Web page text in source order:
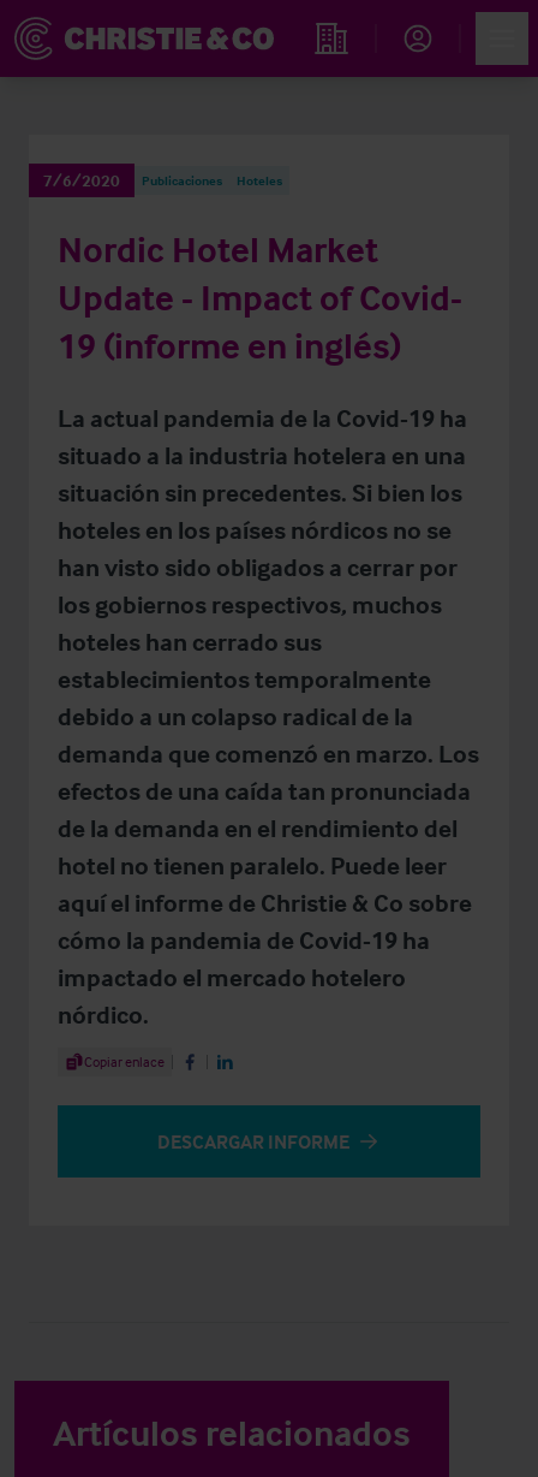
Propiedades
7/6/2020 Publicaciones Hoteles
Nordic Hotel Market
Update - Impact of Covid-
19 (informe en inglés)
La actual pandemia de la Covid-19 ha
situado a la industria hotelera en una
situación sin precedentes. Si bien los
hoteles en los países nórdicos no se
han visto sido obligados a cerrar por
los gobiernos respectivos, muchos
hoteles han cerrado sus
establecimientos temporalmente
debido a un colapso radical de la
demanda que comenzó en marzo. Los
efectos de una caída tan pronunciada
de la demanda en el rendimiento del
hotel no tienen paralelo. Puede leer
aquí el informe de Christie & Co sobre
cómo la pandemia de Covid-19 ha
impactado el mercado hotelero
nórdico.
Share Article
Copiar enlace Share on Facebook
Share on LinkedIn
DESCARGAR INFORME
Artículos relacionados